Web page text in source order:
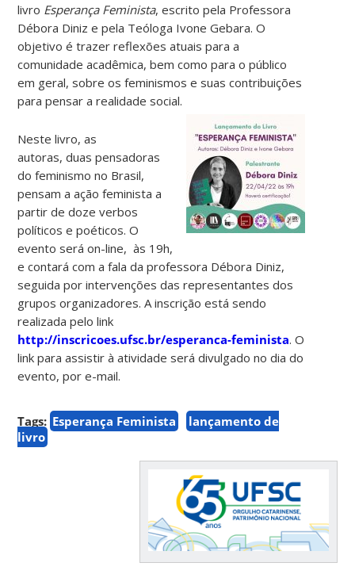
livro Esperança Feminista, escrito pela Professora
Débora Diniz e pela Teóloga Ivone Gebara. O
objetivo é trazer reflexões atuais para a
comunidade acadêmica, bem como para o público
em geral, sobre os feminismos e suas contribuições
para pensar a realidade social.
Neste livro, as
autoras, duas pensadoras
do feminismo no Brasil,
pensam a ação feminista a
partir de doze verbos
políticos e poéticos. O
evento será on-line, às 19h,
e contará com a fala da professora Débora Diniz,
seguida por intervenções das representantes dos
grupos organizadores. A inscrição está sendo
realizada pelo link
http://inscricoes.ufsc.br/esperanca-feminista. O
link para assistir à atividade será divulgado no dia do
evento, por e-mail.
Tags: Esperança Feminista
lançamento de
livro